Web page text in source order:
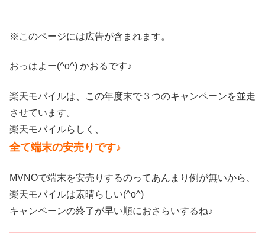
※このページには広告が含まれます。
おっはよー(^o^) かおるです♪
楽天モバイルは、この年度末で３つのキャンペーンを並走
させています。
楽天モバイルらしく、
全て端末の安売りです♪
MVNOで端末を安売りするのってあんまり例が無いから、
楽天モバイルは素晴らしい(^o^)
キャンペーンの終了が早い順におさらいするね♪